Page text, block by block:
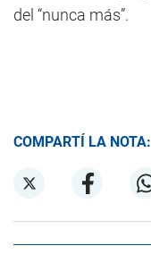
del “nunca más”.
COMPARTÍ LA NOTA: